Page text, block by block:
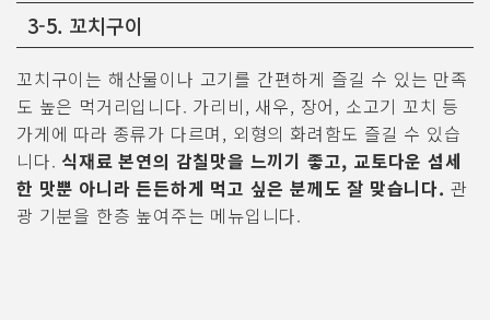
3-5. 꼬치구이
꼬치구이는 해산물이나 고기를 간편하게 즐길 수 있는 만족
도 높은 먹거리입니다. 가리비, 새우, 장어, 소고기 꼬치 등
가게에 따라 종류가 다르며, 외형의 화려함도 즐길 수 있습
니다. 식재료 본연의 감칠맛을 느끼기 좋고, 교토다운 섬세
한 맛뿐 아니라 든든하게 먹고 싶은 분께도 잘 맞습니다. 관
광 기분을 한층 높여주는 메뉴입니다.